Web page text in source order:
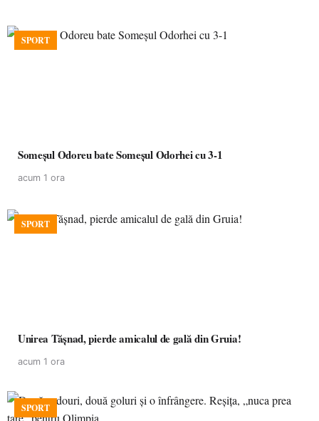
SPORT
Someșul Odoreu bate Someșul Odorhei cu 3-1
acum 1 ora
SPORT
Unirea Tășnad, pierde amicalul de gală din Gruia!
acum 1 ora
SPORT